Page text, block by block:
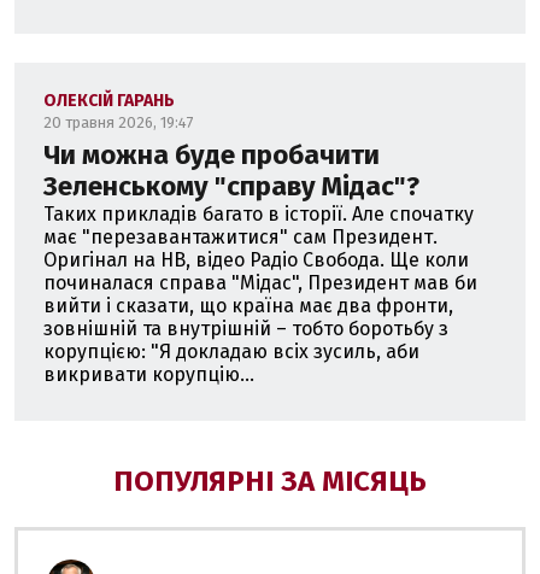
ОЛЕКСІЙ ГАРАНЬ
20 травня 2026, 19:47
Чи можна буде пробачити
Зеленському "справу Мідас"?
Таких прикладів багато в історії. Але спочатку
має "перезавантажитися" сам Президент.
Оригінал на НВ, відео Радіо Свобода. Ще коли
починалася справа "Мідас", Президент мав би
вийти і сказати, що країна має два фронти,
зовнішній та внутрішній – тобто боротьбу з
корупцією: "Я докладаю всіх зусиль, аби
викривати корупцію...
ПОПУЛЯРНІ ЗА МІСЯЦЬ